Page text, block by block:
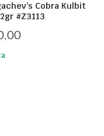
Cobra Kulbit
#Z3113